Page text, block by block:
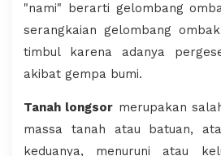
"nami" berarti gelombang
serangkaian gelombang
timbul karena adanya
akibat gempa bumi.
Tanah longsor merupakan
massa tanah atau batuan,
keduanya, menuruni atau